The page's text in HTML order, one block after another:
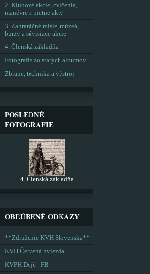
2. Klubové akcie, cvičenia,
manévre a pietne akty
3. Zahraničné misie, múzeá,
burzy a súvisiace akcie
4. Členská základňa
Fotografie zo starých albumov
Zbrane, technika a výstroj
POSLEDNÉ
FOTOGRAFIE
4. Členská základňa
OBĽÚBENÉ ODKAZY
**Združenie KVH Slovenska**
KVH Červená hviezda
KVPH Dojč - FB